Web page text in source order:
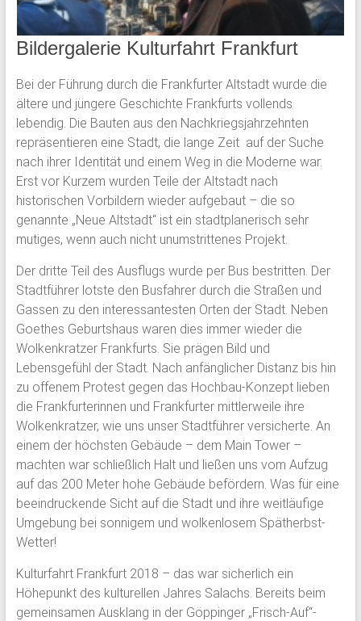
Bildergalerie Kulturfahrt Frankfurt
Bei der Führung durch die Frankfurter Altstadt wurde die
ältere und jüngere Geschichte Frankfurts vollends
lebendig. Die Bauten aus den Nachkriegsjahrzehnten
repräsentieren eine Stadt, die lange Zeit auf der Suche
nach ihrer Identität und einem Weg in die Moderne war.
Erst vor Kurzem wurden Teile der Altstadt nach
historischen Vorbildern wieder aufgebaut – die so
genannte „Neue Altstadt“ ist ein stadtplanerisch sehr
mutiges, wenn auch nicht unumstrittenes Projekt.
Der dritte Teil des Ausflugs wurde per Bus bestritten. Der
Stadtführer lotste den Busfahrer durch die Straßen und
Gassen zu den interessantesten Orten der Stadt. Neben
Goethes Geburtshaus waren dies immer wieder die
Wolkenkratzer Frankfurts. Sie prägen Bild und
Lebensgefühl der Stadt. Nach anfänglicher Distanz bis hin
zu offenem Protest gegen das Hochbau-Konzept lieben
die Frankfurterinnen und Frankfurter mittlerweile ihre
Wolkenkratzer, wie uns unser Stadtführer versicherte. An
einem der höchsten Gebäude – dem Main Tower –
machten war schließlich Halt und ließen uns vom Aufzug
auf das 200 Meter hohe Gebäude befördern. Was für eine
beeindruckende Sicht auf die Stadt und ihre weitläufige
Umgebung bei sonnigem und wolkenlosem Spätherbst-
Wetter!
Kulturfahrt Frankfurt 2018 – das war sicherlich ein
Höhepunkt des kulturellen Jahres Salachs. Bereits beim
gemeinsamen Ausklang in der Göppinger „Frisch-Auf“-